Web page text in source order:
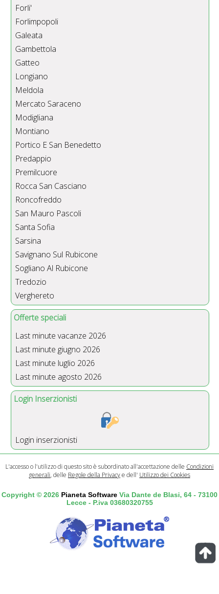
Forli'
Forlimpopoli
Galeata
Gambettola
Gatteo
Longiano
Meldola
Mercato Saraceno
Modigliana
Montiano
Portico E San Benedetto
Predappio
Premilcuore
Rocca San Casciano
Roncofreddo
San Mauro Pascoli
Santa Sofia
Sarsina
Savignano Sul Rubicone
Sogliano Al Rubicone
Tredozio
Verghereto
Offerte speciali
Last minute vacanze 2026
Last minute giugno 2026
Last minute luglio 2026
Last minute agosto 2026
Login Inserzionisti
Login inserzionisti
L'accesso o l'utilizzo di questo sito è subordinato all'accettazione delle Condizioni
generali, delle Regole della Privacye dell' Utilizzo dei Cookies
Copyright © 2026 Pianeta Software Via Dante de Blasi, 64 - 73100
Lecce - P.iva 03680320755